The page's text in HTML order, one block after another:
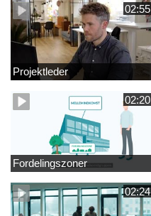
02:55
Projektleder
02:20
Fordelingszoner
02:24